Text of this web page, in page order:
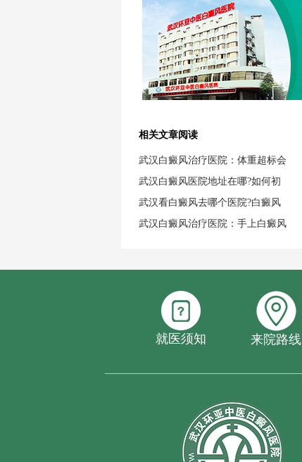
相关文章阅读
武汉白癜风治疗医院：体重超标会
武汉白癜风医院地址在哪?如何初
武汉看白癜风去哪个医院?白癜风
武汉白癜风治疗医院：手上白癜风
就医须知 来院路线